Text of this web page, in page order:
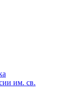
им. св.